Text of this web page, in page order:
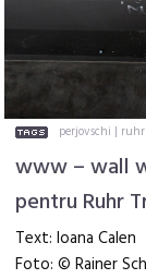
perjovschi |
www – wall
pentru Ruhr
Text: Ioana Calen
Foto: © Rainer